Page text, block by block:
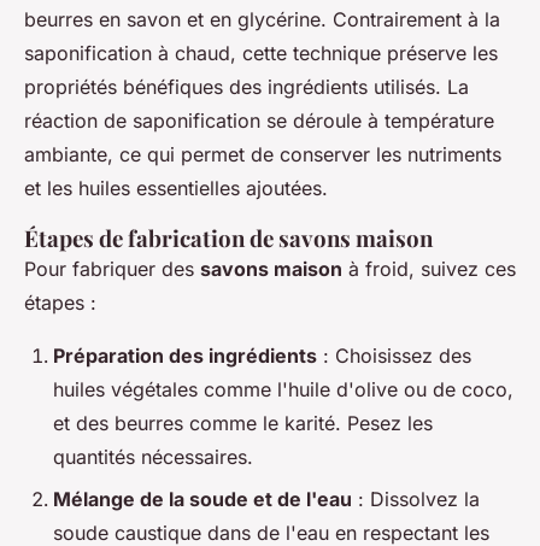
beurres en savon et en glycérine. Contrairement à la
saponification à chaud, cette technique préserve les
propriétés bénéfiques des ingrédients utilisés. La
réaction de saponification se déroule à température
ambiante, ce qui permet de conserver les nutriments
et les huiles essentielles ajoutées.
Étapes de fabrication de savons maison
Pour fabriquer des savons maison à froid, suivez ces
étapes :
Préparation des ingrédients : Choisissez des
huiles végétales comme l'huile d'olive ou de coco,
et des beurres comme le karité. Pesez les
quantités nécessaires.
Mélange de la soude et de l'eau : Dissolvez la
soude caustique dans de l'eau en respectant les